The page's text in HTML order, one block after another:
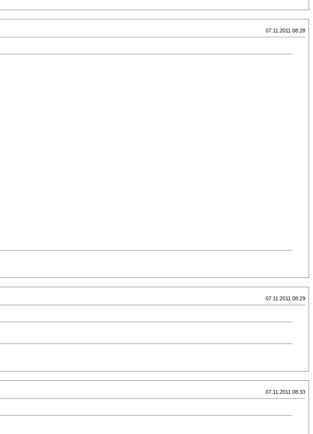
07.11.2011 08:28
07.11.2011 08:29
07.11.2011 08:33